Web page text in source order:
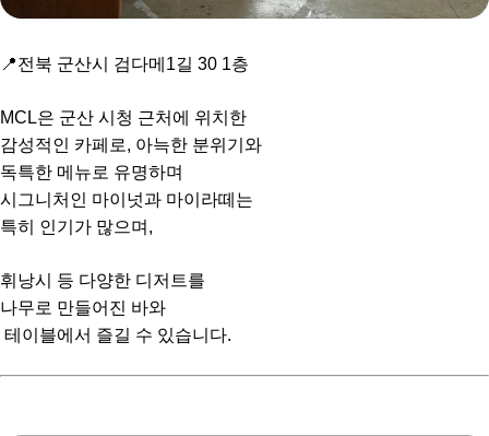
📍전북 군산시 검다메1길 30 1층
MCL은 군산 시청 근처에 위치한
감성적인 카페로, 아늑한 분위기와
독특한 메뉴로 유명하며
시그니처인 마이넛과 마이라떼는
특히 인기가 많으며,
휘낭시 등 다양한 디저트를
나무로 만들어진 바와
테이블에서 즐길 수 있습니다.